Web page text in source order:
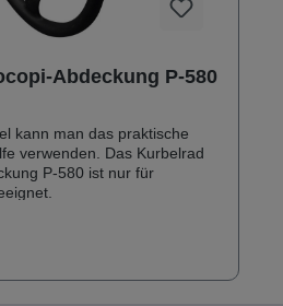
Abdeckung P-580
kann man das praktische
Das Kurbelrad
P-580 ist nur für